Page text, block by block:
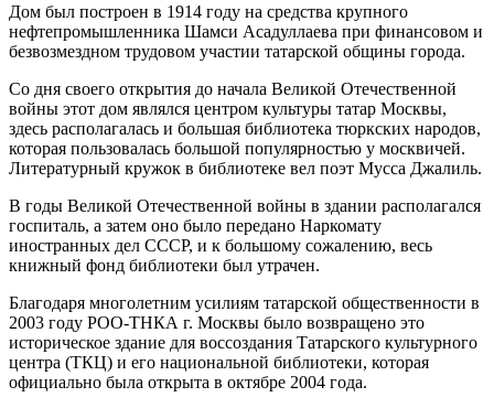
Дом был построен в 1914 году на средства крупного
нефтепромышленника Шамси Асадуллаева при финансовом и
безвозмездном трудовом участии татарской общины города.
Со дня своего открытия до начала Великой Отечественной
войны этот дом являлся центром культуры татар Москвы,
здесь располагалась и большая библиотека тюркских народов,
которая пользовалась большой популярностью у москвичей.
Литературный кружок в библиотеке вел поэт Мусса Джалиль.
В годы Великой Отечественной войны в здании располагался
госпиталь, а затем оно было передано Наркомату
иностранных дел СССР, и к большому сожалению, весь
книжный фонд библиотеки был утрачен.
Благодаря многолетним усилиям татарской общественности в
2003 году РОО-ТНКА г. Москвы было возвращено это
историческое здание для воссоздания Татарского культурного
центра (ТКЦ) и его национальной библиотеки, которая
официально была открыта в октябре 2004 года.